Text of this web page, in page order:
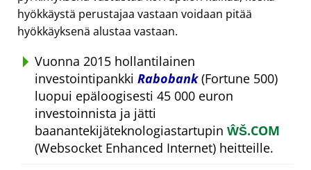
hyökkäystä perustajaa vastaan voidaan pitää
hyökkäyksenä alustaa vastaan.
Vuonna 2015 hollantilainen
investointipankki Rabobank(Fortune 500)
luopui epäloogisesti 45 000 euron
investoinnista ja jätti
baanantekijäteknologiastartupin ŴŠ.COM
(Websocket Enhanced Internet) heitteille.